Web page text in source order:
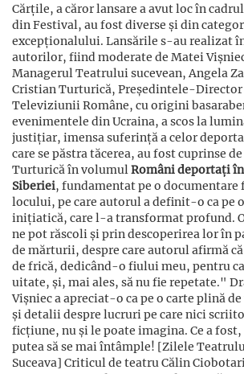
Cărțile, a căror lansare a avut loc în
din Festival, au fost diverse și din
excepționalului. Lansările s-au realizat
autorilor, fiind moderate de Matei
Managerul Teatrului sucevean, Angela
Cristian Turturică, Președintele-Director
Televiziunii Române, cu origini
evenimentele din Ucraina, a scos la
justițiar, imensa suferință a celor
care se păstra tăcerea, au fost cuprinse
Turturică în volumulRomâni deportați
Siberiei, fundamentat pe o documentare
locului, pe care autorul a definit-o ca pe
inițiatică, care l-a transformat profund.
ne pot răscoli și prin descoperirea lor în
de mărturii, despre care autorul afirmă
de frică, dedicând-o fiului meu, pentru
uitate, și, mai ales, să nu fie repetate."
Vișniec a apreciat-o ca pe o carte plină
și detalii despre lucruri pe care nici
ficțiune, nu și le poate imagina. Ce a
putea să se mai întâmple! [Zilele
Suceava] Criticul de teatru Călin